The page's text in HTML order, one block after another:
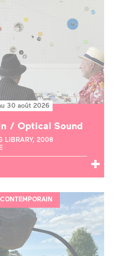
30 août 2026
/ Optical Sound
LIBRARY, 2008